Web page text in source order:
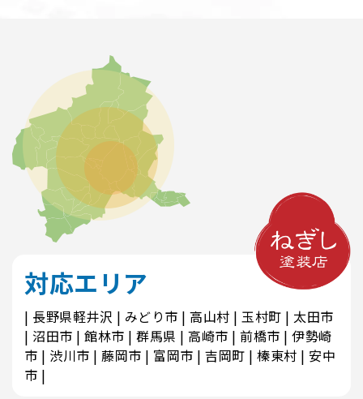
対応エリア
長野県軽井沢 みどり市 高山村 玉村町
太田市
沼田市
館林市 群馬県 高崎市 前橋市
伊勢崎
市
渋川市 藤岡市 富岡市 吉岡町 榛東村
安中
市